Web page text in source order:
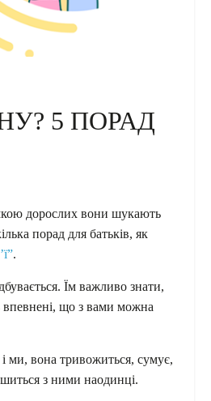
5 ПОРАД
дорослих вони шукають
порад для батьків, як
.
Їм важливо знати,
впевнені, що з вами можна
ми, вона тривожиться, сумує,
з ними наодинці.